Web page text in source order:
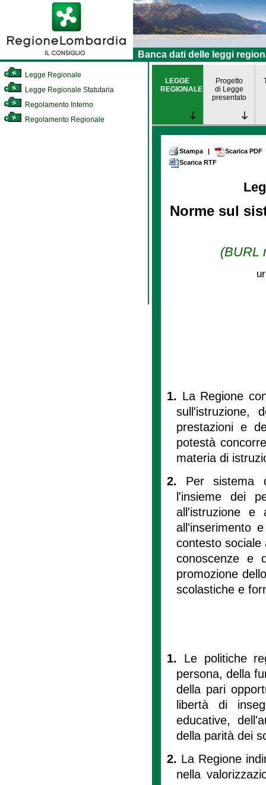
Banca dati delle leggi
Legge Regionale
Legge Regionale Statutaria
Regolamento Interno
Regolamento Regionale
LEGGE
REGIONALE
Progetto
di Legge
presentato
Stampa |
Scarica PDF
Scarica RTF
Norme sul
(BURL
1. La Regione
sull'istruzione,
prestazioni e
potestà
materia di
2. Per sistema
l'insieme dei
all'istruzione e
all'inserimento
contesto sociale
conoscenze e
promozione
scolastiche e
1. Le politiche
persona, della
della pari
libertà di
educative,
della parità dei
2. La Regione
nella